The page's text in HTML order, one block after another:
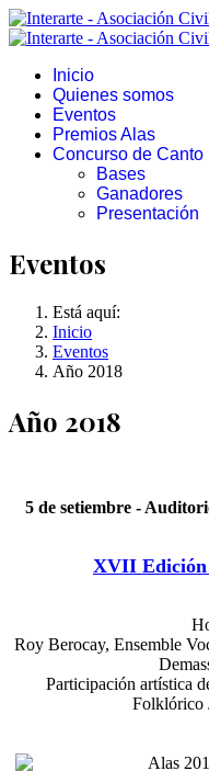
Inicio
Quienes somos
Eventos
Premios Alas
Concurso de Canto
Bases
Ganadores
Presentación
Eventos
Está aquí:
Inicio
Eventos
Año 2018
Año 2018
5 de setiembre -
XVII Edición
Roy Berocay, Ensemble
Participación artística
Folklórico